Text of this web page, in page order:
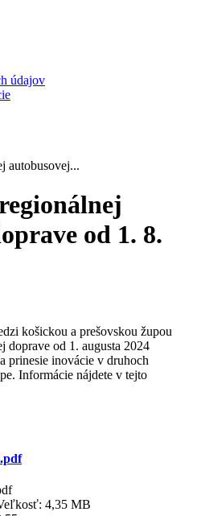
údajov
autobusovej...
od 1. 8.
košickou a prešovskou župou
doprave od 1. augusta 2024
prinesie inovácie v druhoch
Informácie nájdete v tejto
4,35 MB